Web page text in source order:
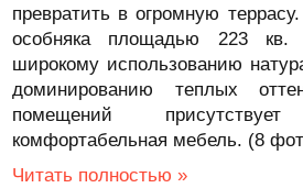
превратить в огромную
особняка площадью 223 кв.
широкому использованию
доминированию теплых
помещений
комфортабельная мебель. (8
Читать полностью »